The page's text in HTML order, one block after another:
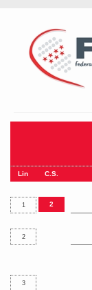
Lin C.S.
1 2
2
3